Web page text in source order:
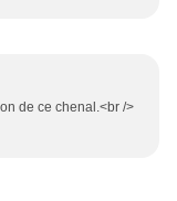
de ce chenal.<br />